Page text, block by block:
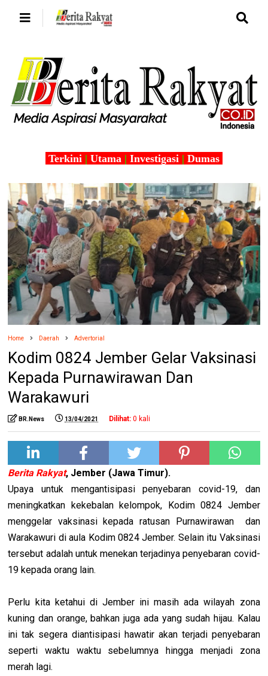
Terkini | Utama | Investigasi | Dumas
Home Daerah Advertorial
Kodim 0824 Jember Gelar Vaksinasi
Kepada Purnawirawan Dan
Warakawuri
BR.News 13/04/2021 Dilihat: 0 kali
Berita Rakyat, Jember (Jawa Timur).
Upaya untuk mengantisipasi penyebaran covid-19, dan
meningkatkan kekebalan kelompok, Kodim 0824 Jember
menggelar vaksinasi kepada ratusan Purnawirawan dan
Warakawuri di aula Kodim 0824 Jember. Selain itu Vaksinasi
tersebut adalah untuk menekan terjadinya penyebaran covid-
19 kepada orang lain.
Perlu kita ketahui di Jember ini masih ada wilayah zona
kuning dan orange, bahkan juga ada yang sudah hijau. Kalau
ini tak segera diantisipasi hawatir akan terjadi penyebaran
seperti waktu waktu sebelumnya hingga menjadi zona
merah lagi.